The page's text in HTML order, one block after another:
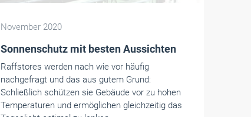
November 2020
Sonnenschutz mit besten Aussichten
Raffstores werden nach wie vor häufig
nachgefragt und das aus gutem Grund:
Schließlich schützen sie Gebäude vor zu hohen
Temperaturen und ermöglichen gleichzeitig das